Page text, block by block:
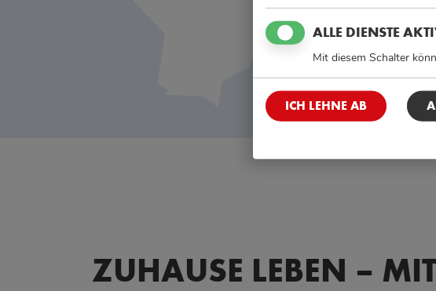
ZUHAUSE LEBEN –
ALLE DIENSTE
Mit diesem Schalter
ICH LEHNE AB